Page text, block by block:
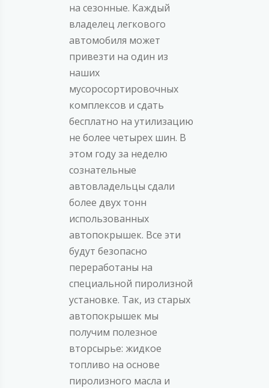
на сезонные. Каждый
владелец легкового
автомобиля может
привезти на один из
наших
мусоросортировочных
комплексов и сдать
бесплатно на утилизацию
не более четырех шин. В
этом году за неделю
сознательные
автовладельцы сдали
более двух тонн
использованных
автопокрышек. Все эти
будут безопасно
переработаны на
специальной пиролизной
установке. Так, из старых
автопокрышек мы
получим полезное
вторсырье: жидкое
топливо на основе
пиролизного масла и